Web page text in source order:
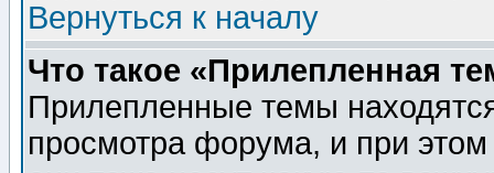
Вернуться к началу
Что такое «Прилепленная
Прилепленные темы
просмотра форума, и при